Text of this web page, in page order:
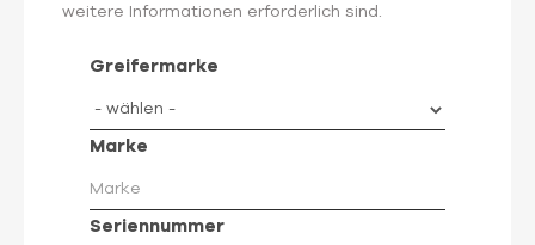
weitere Informationen erforderlich sind.
Greifermarke
Marke
Seriennummer